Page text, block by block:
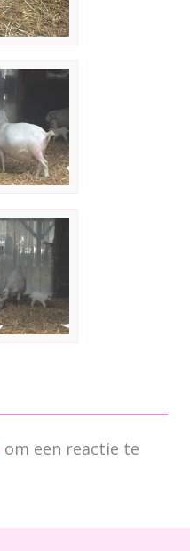
om een reactie te